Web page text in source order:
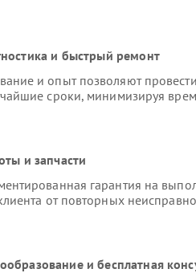
и быстрый ремонт
и опыт позволяют провести
сроки, минимизируя
и запчасти
гарантия на
от повторных
и бесплатная